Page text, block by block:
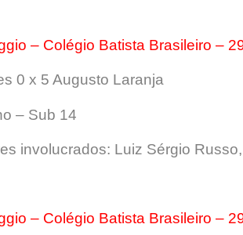
– Colégio Batista Brasileiro –
0 x 5 Augusto Laranja
– Sub 14
involucrados: Luiz Sérgio
– Colégio Batista Brasileiro –